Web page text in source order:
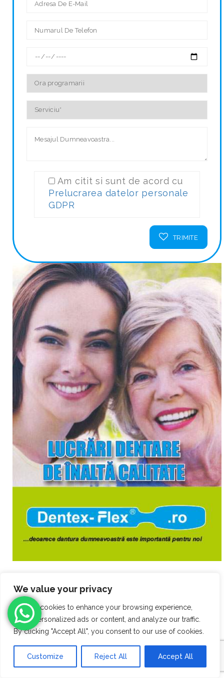
We value your privacy
We use cookies to enhance your browsing experience,
serve personalized ads or content, and analyze our traffic.
By clicking "Accept All", you consent to our use of cookies.
Customize Reject All Accept All
Am citit si sunt de acord cu
Prelucrarea datelor personale
GDPR
Despre clinica
stomatologica sector 1
de lux Dentex Flex
Pana in 2018 clinica Dentex Flex a efectuat aproximativ 50000 de
coroane metalo-ceramice, 2500 de protexe scheletate (made in